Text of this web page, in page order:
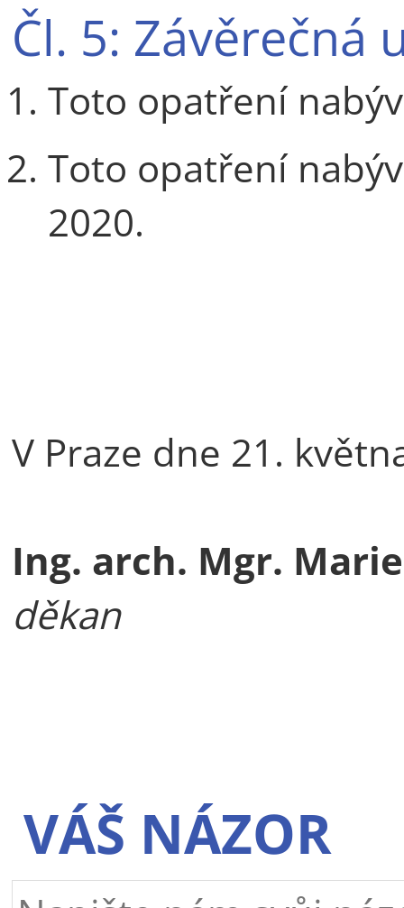
Čl. 5: Závěrečná
Toto opatření
Toto opatření
2020.
V Praze dne 21.
Ing. arch. Mgr.
děkan
VÁŠ NÁZOR